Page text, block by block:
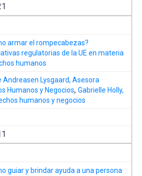
armar el rompecabezas?
regulatorias de la UE en materia
humanos
Andreasen Lysgaard, Asesora
Humanos y Negocios,Gabrielle Holly,
humanos y negocios
guiar y brindar ayuda a una persona